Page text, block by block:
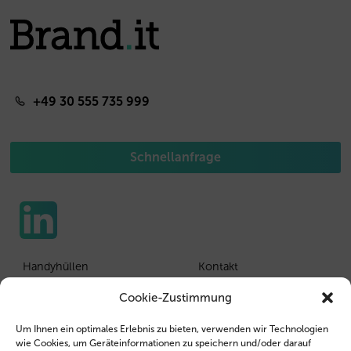
Cookie-Zustimmung
Um Ihnen ein optimales Erlebnis zu bieten, verwenden wir Technologien
wie Cookies, um Geräteinformationen zu speichern und/oder darauf
+49 30 555 735 999
Schnellanfrage
Handyhüllen
Wiederverkäufer
Kontakt
Kunden Login
Impressum